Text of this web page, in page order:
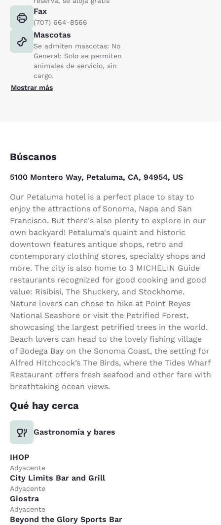
Fax
(707) 664-8566
Mascotas
Se admiten mascotas: No
General: Solo se permiten
animales de servicio, sin
cargo.
Mostrar más
Búscanos
5100 Montero Way, Petaluma, CA, 94954, US
Our Petaluma hotel is a perfect place to stay to
enjoy the attractions of Sonoma, Napa and San
Francisco. But there's also plenty to explore in our
own backyard! Petaluma's quaint and historic
downtown features antique shops, retro and
contemporary clothing stores, specialty shops and
more. The city is also home to 3 MICHELIN Guide
restaurants recognized for good cooking and good
value: Risibisi, The Shuckery, and Stockhome.
Nature lovers can chose to hike at Point Reyes
National Seashore or visit the Petrified Forest,
showcasing the largest petrified trees in the world.
Beach lovers can head to the lovely fishing village
of Bodega Bay on the Sonoma Coast, the setting for
Alfred Hitchcock’s The Birds, where the Tides Wharf
Restaurant offers fresh seafood and other fare with
breathtaking ocean views.
Qué hay cerca
Gastronomía y bares
IHOP
Adyacente
City Limits Bar and Grill
Adyacente
Giostra
Adyacente
Beyond the Glory Sports Bar